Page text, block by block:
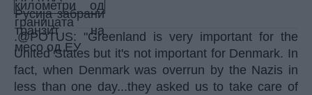
.@POTUS: "Greenland is very important for the
United States but it's not important for Denmark. In
fact, when Denmark was overrun by the Nazis in
less than one day...they asked us to take care of